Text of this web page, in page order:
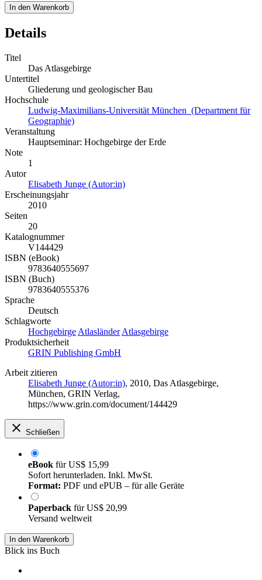
In den Warenkorb
Details
Titel
Das Atlasgebirge
Untertitel
Gliederung und geologischer Bau
Hochschule
Ludwig-Maximilians-Universität München (Department für
Geographie)
Veranstaltung
Hauptseminar: Hochgebirge der Erde
Note
1
Autor
Elisabeth Junge (Autor:in)
Erscheinungsjahr
2010
Seiten
20
Katalognummer
V144429
ISBN (eBook)
9783640555697
ISBN (Buch)
9783640555376
Sprache
Deutsch
Schlagworte
Hochgebirge Atlasländer Atlasgebirge
Produktsicherheit
GRIN Publishing GmbH
Arbeit zitieren
Elisabeth Junge (Autor:in), 2010, Das Atlasgebirge,
München, GRIN Verlag,
https://www.grin.com/document/144429
Schließen
eBook fürUS$ 15,99
Sofort herunterladen. Inkl. MwSt.
Format: PDF und ePUB – für alle Geräte
Paperback fürUS$ 20,99
Versand weltweit
In den Warenkorb
Blick ins Buch